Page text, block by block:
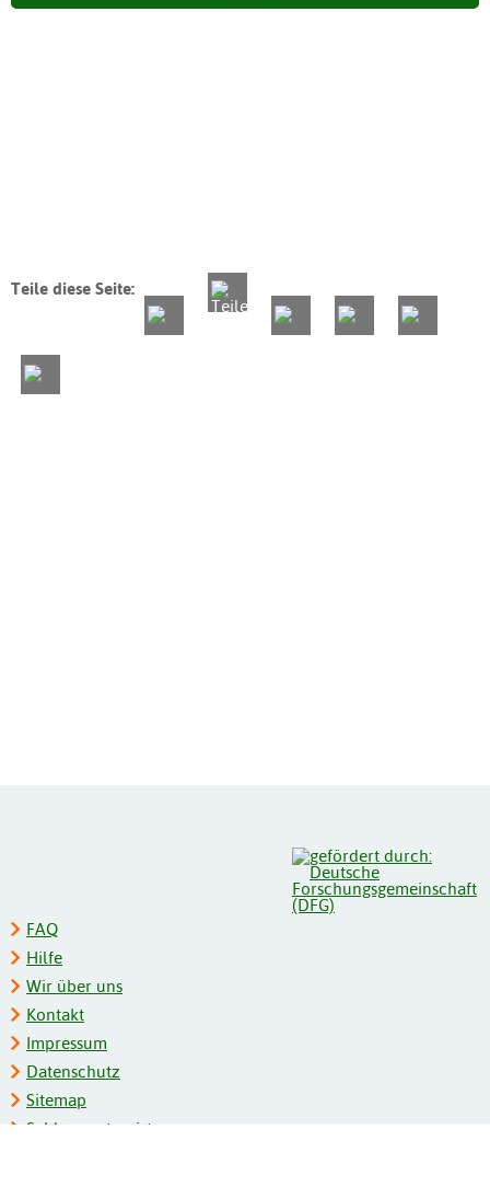
Teile diese Seite:
FAQ
Hilfe
Wir über uns
Kontakt
Impressum
Datenschutz
Sitemap
Schlagwortregister